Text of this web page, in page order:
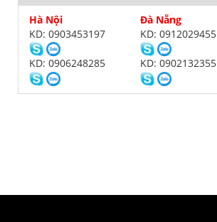
Hà Nội
KD: 0903453197
KD: 0906248285
Đà Nẵng
KD: 0912029455
KD: 0902132355